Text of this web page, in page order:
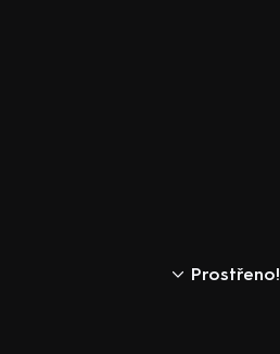
Prostřeno!